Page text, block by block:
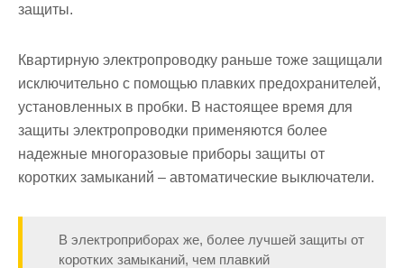
защиты.
Квартирную электропроводку раньше тоже защищали
исключительно с помощью плавких предохранителей,
установленных в пробки. В настоящее время для
защиты электропроводки применяются более
надежные многоразовые приборы защиты от
коротких замыканий – автоматические выключатели.
В электроприборах же, более лучшей защиты от
коротких замыканий, чем плавкий